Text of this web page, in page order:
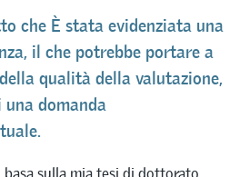
che È stata evidenziata una
il che potrebbe portare a
qualità della valutazione,
domanda